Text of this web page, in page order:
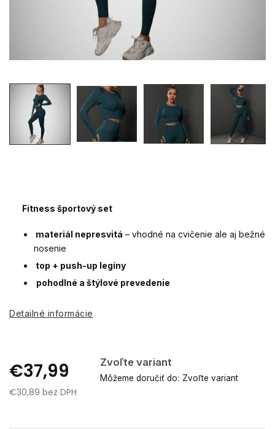
€37,99 Zvoľte variant
Môžeme doručiť do: Zvoľte variant
€30,89 bez DPH
Fitness športový set
materiál nepresvitá – vhodné na cvičenie ale aj bežné
nosenie
top + push-up legíny
pohodlné a štýlové prevedenie
Detailné informácie